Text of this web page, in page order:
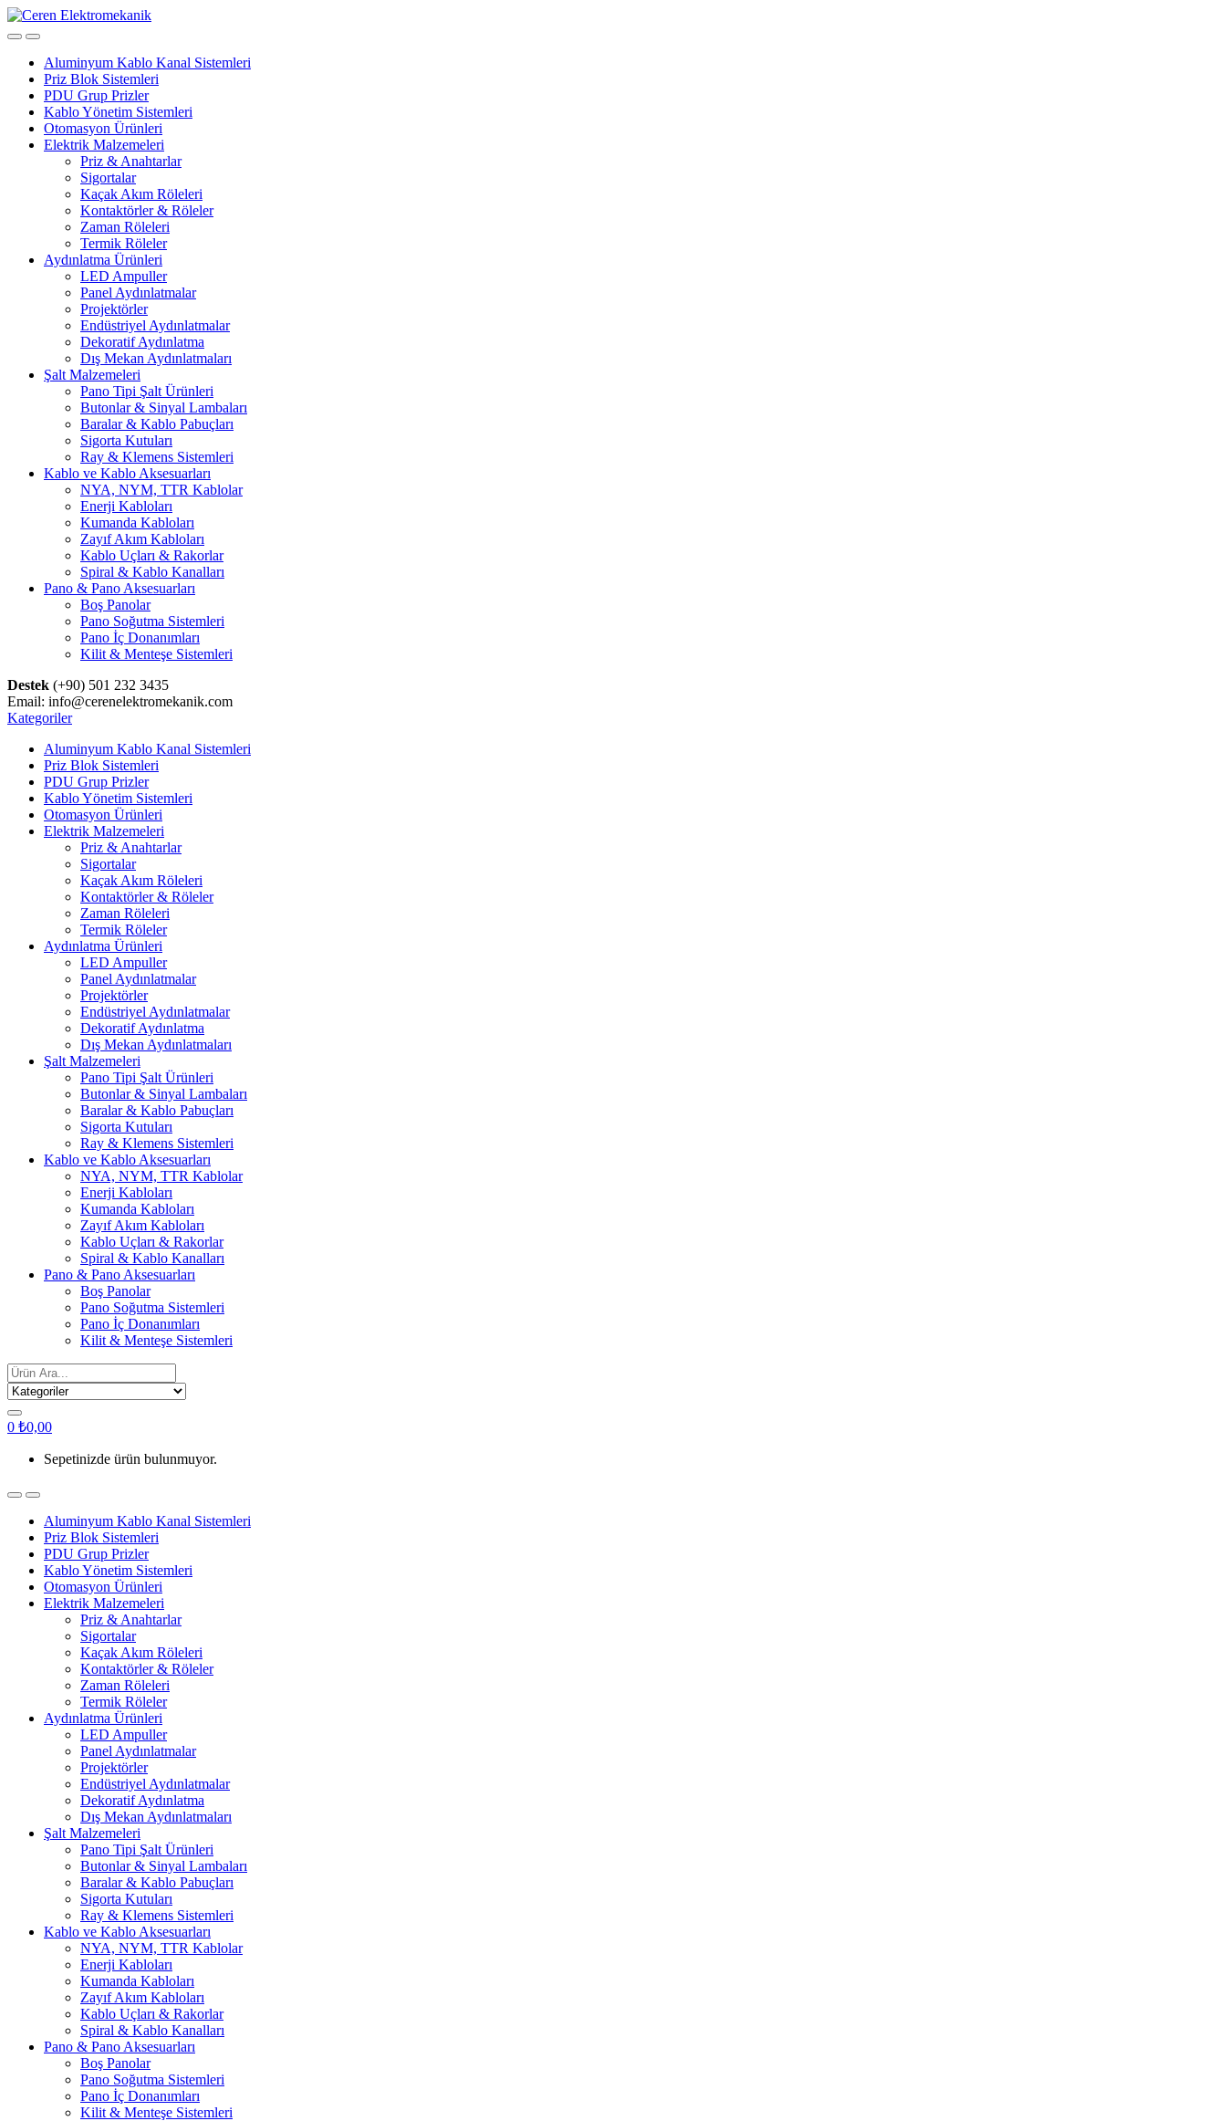
Skip
to
Skip
to
Aluminyum Kablo Kanal Sistemleri
Priz Blok Sistemleri
PDU Grup Prizler
Kablo Yönetim Sistemleri
Otomasyon Ürünleri
Elektrik Malzemeleri
Priz & Anahtarlar
Sigortalar
Kaçak Akım Röleleri
Kontaktörler & Röleler
Zaman Röleleri
Termik Röleler
Aydınlatma Ürünleri
LED Ampuller
Panel Aydınlatmalar
Projektörler
Endüstriyel Aydınlatmalar
Dekoratif Aydınlatma
Dış Mekan Aydınlatmaları
Şalt Malzemeleri
Pano Tipi Şalt Ürünleri
Butonlar & Sinyal Lambaları
Baralar & Kablo Pabuçları
Sigorta Kutuları
Ray & Klemens Sistemleri
Kablo ve Kablo Aksesuarları
NYA, NYM, TTR Kablolar
Enerji Kabloları
Kumanda Kabloları
Zayıf Akım Kabloları
Kablo Uçları & Rakorlar
Spiral & Kablo Kanalları
Pano & Pano Aksesuarları
Boş Panolar
Pano Soğutma Sistemleri
Pano İç Donanımları
Kilit & Menteşe Sistemleri
Destek (+90) 501 232 3435
Email: info@cerenelektromekanik.com
Kategoriler
Aluminyum Kablo Kanal Sistemleri
Priz Blok Sistemleri
PDU Grup Prizler
Kablo Yönetim Sistemleri
Otomasyon Ürünleri
Elektrik Malzemeleri
Priz & Anahtarlar
Sigortalar
Kaçak Akım Röleleri
Kontaktörler & Röleler
Zaman Röleleri
Termik Röleler
Aydınlatma Ürünleri
LED Ampuller
Panel Aydınlatmalar
Projektörler
Endüstriyel Aydınlatmalar
Dekoratif Aydınlatma
Dış Mekan Aydınlatmaları
Şalt Malzemeleri
Pano Tipi Şalt Ürünleri
Butonlar & Sinyal Lambaları
Baralar & Kablo Pabuçları
Sigorta Kutuları
Ray & Klemens Sistemleri
Kablo ve Kablo Aksesuarları
NYA, NYM, TTR Kablolar
Enerji Kabloları
Kumanda Kabloları
Zayıf Akım Kabloları
Kablo Uçları & Rakorlar
Spiral & Kablo Kanalları
Pano & Pano Aksesuarları
Boş Panolar
Pano Soğutma Sistemleri
Pano İç Donanımları
Kilit & Menteşe Sistemleri
Search
for:
0 ₺0,00
Sepetinizde ürün bulunmuyor.
Aluminyum Kablo Kanal Sistemleri
Priz Blok Sistemleri
PDU Grup Prizler
Kablo Yönetim Sistemleri
Otomasyon Ürünleri
Elektrik Malzemeleri
Priz & Anahtarlar
Sigortalar
Kaçak Akım Röleleri
Kontaktörler & Röleler
Zaman Röleleri
Termik Röleler
Aydınlatma Ürünleri
LED Ampuller
Panel Aydınlatmalar
Projektörler
Endüstriyel Aydınlatmalar
Dekoratif Aydınlatma
Dış Mekan Aydınlatmaları
Şalt Malzemeleri
Pano Tipi Şalt Ürünleri
Butonlar & Sinyal Lambaları
Baralar & Kablo Pabuçları
Sigorta Kutuları
Ray & Klemens Sistemleri
Kablo ve Kablo Aksesuarları
NYA, NYM, TTR Kablolar
Enerji Kabloları
Kumanda Kabloları
Zayıf Akım Kabloları
Kablo Uçları & Rakorlar
Spiral & Kablo Kanalları
Pano & Pano Aksesuarları
Boş Panolar
Pano Soğutma Sistemleri
Pano İç Donanımları
Kilit & Menteşe Sistemleri